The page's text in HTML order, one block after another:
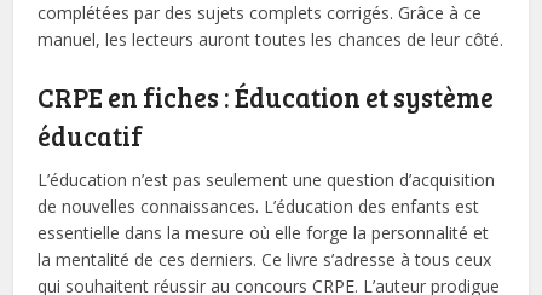
complétées par des sujets complets corrigés. Grâce à ce
manuel, les lecteurs auront toutes les chances de leur côté.
CRPE en fiches : Éducation et système
éducatif
L’éducation n’est pas seulement une question d’acquisition
de nouvelles connaissances. L’éducation des enfants est
essentielle dans la mesure où elle forge la personnalité et
la mentalité de ces derniers. Ce livre s’adresse à tous ceux
qui souhaitent réussir au concours CRPE. L’auteur prodigue